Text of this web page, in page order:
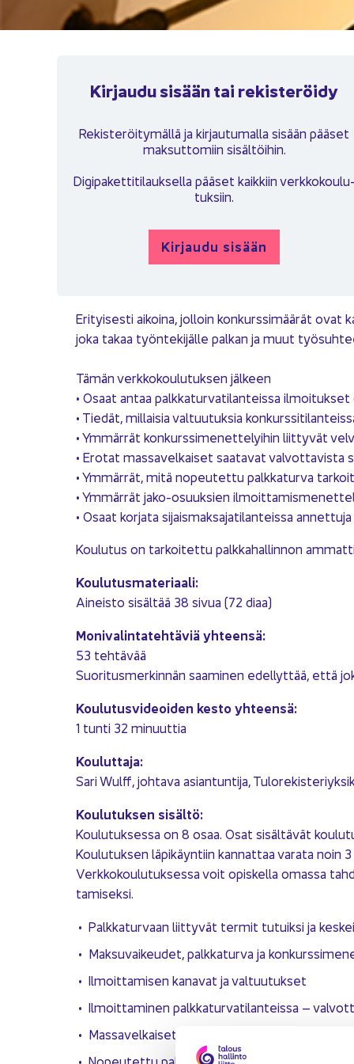
Kir­jau­du si­sään tai re­kis­te­röi­dy
Re­kis­te­röi­ty­mäl­lä ja kir­jau­tu­mal­la si­sään pää­set
mak­sut­to­miin si­säl­töi­hin.
Di­gi­pa­ket­ti­ti­lauk­sel­la pää­set kaik­kiin verk­ko­kou­lu­
tuk­siin.
Kir­jau­du si­sään
Eri­tyi­ses­ti ai­koi­na, jol­loin kon­kurs­si­mää­rät ovat
joka takaa työn­te­ki­jäl­le pal­kan ja muut
Tämän verk­ko­kou­lu­tuk­sen jäl­keen
• Osaat antaa palk­ka­tur­va­ti­lan­teis­sa
• Tie­dät, mil­lai­sia val­tuu­tuk­sia
• Ym­mär­rät kon­kurs­si­me­net­te­lyi­hin liit­ty­vät
• Ero­tat mas­sa­vel­kai­set saa­ta­vat
• Ym­mär­rät, mitä no­peu­tet­tu palk­ka­tur­va
• Ym­mär­rät jako-​osuuksien
• Osaat kor­ja­ta si­jais­mak­sa­ja­ti­lan­teis­sa
Kou­lu­tus on tar­koi­tet­tu palk­ka­hal­lin­non
Kou­lu­tus­ma­te­ri­aa­li:
Ai­neis­to si­säl­tää 38 sivua (72 diaa)
Mo­ni­va­lin­ta­teh­tä­viä yh­teen­sä:
53 teh­tä­vää
Suo­ri­tus­mer­kin­nän saa­mi­nen edel­lyt­tää, että
Kou­lu­tus­vi­deoi­den kesto yh­teen­sä:
1 tunti 32 mi­nuut­tia
Kou­lut­ta­ja:
Sari Wulff, joh­ta­va asian­tun­ti­ja,
Kou­lu­tuk­sen si­säl­tö:
Kou­lu­tuk­ses­sa on 8 osaa. Osat si­säl­tä­vät
Kou­lu­tuk­sen lä­pi­käyn­tiin kan­nat­taa va­ra­ta noin
Verk­ko­kou­lu­tuk­ses­sa voit opis­kel­la omas­sa
ta­mi­sek­si.
Palk­ka­tur­vaan liit­ty­vät ter­mit tu­tuik­si ja
Mak­su­vai­keu­det, palk­ka­tur­va ja
Il­moit­ta­mi­sen ka­na­vat ja val­tuu­tuk­set
Il­moit­ta­mi­nen palk­ka­tur­va­ti­lan­teis­sa –
Mas­sa­vel­kai­set saa­ta­vat